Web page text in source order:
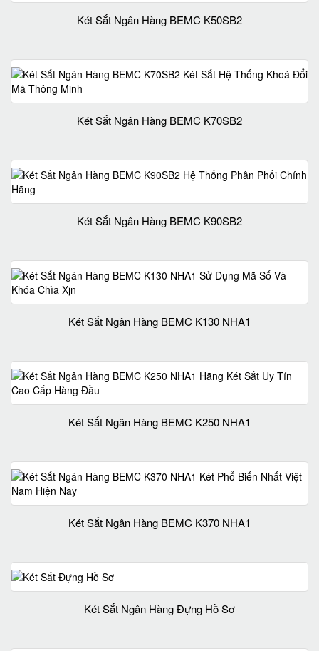
Két Sắt Ngân Hàng BEMC K50SB2
Két Sắt Ngân Hàng BEMC K70SB2
Két Sắt Ngân Hàng BEMC K90SB2
Két Sắt Ngân Hàng BEMC K130 NHA1
Két Sắt Ngân Hàng BEMC K250 NHA1
Két Sắt Ngân Hàng BEMC K370 NHA1
Két Sắt Ngân Hàng Đựng Hồ Sơ